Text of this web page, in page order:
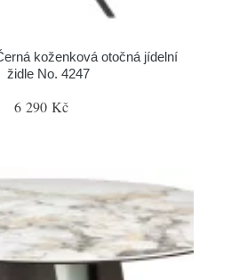
koženková otočná jídelní
židle No. 4247
6 290 Kč